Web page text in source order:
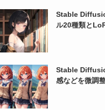
Stable
ル20種類と
Stable
感などを微調